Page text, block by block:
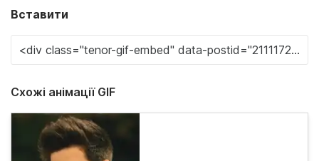
Вставити
Схожі анімації GIF